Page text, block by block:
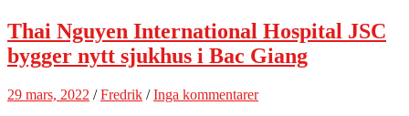
Thai Nguyen International Hospital JSC
bygger nytt sjukhus i Bac Giang
29 mars, 2022 /Fredrik /Inga kommentarer